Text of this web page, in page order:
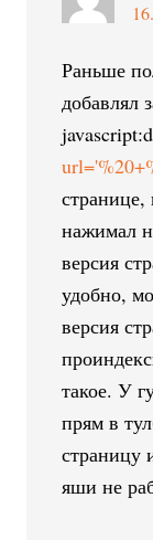
Раньше
добавлял
странице,
нажимал
версия
удобно,
версия
такое. У
прям в
страницу
яши не